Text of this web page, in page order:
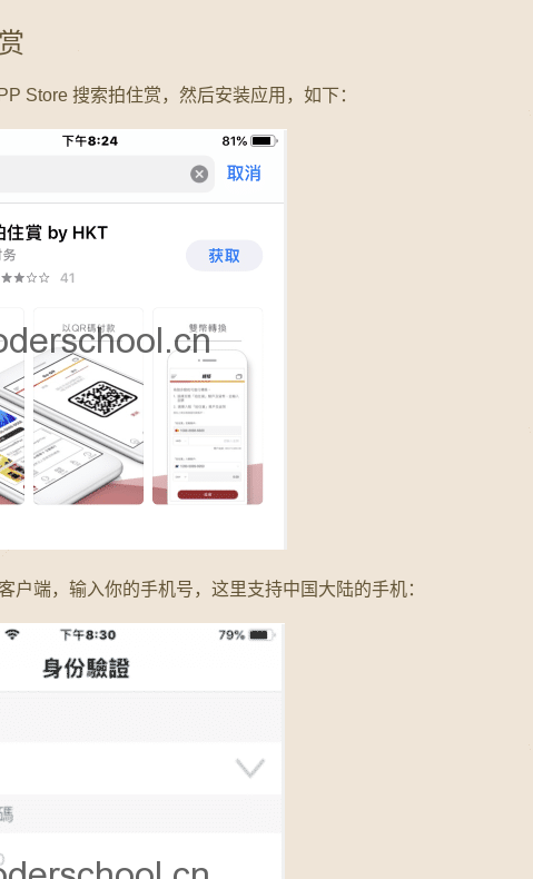
Store 搜索拍住赏，然后安装应用，如下：
户端，输入你的手机号，这里支持中国大陆的手机：